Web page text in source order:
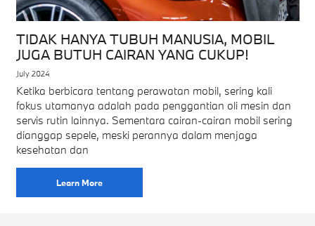
TIDAK HANYA TUBUH MANUSIA, MOBIL
JUGA BUTUH CAIRAN YANG CUKUP!
July 2024
Ketika berbicara tentang perawatan mobil, sering kali
fokus utamanya adalah pada penggantian oli mesin dan
servis rutin lainnya. Sementara cairan-cairan mobil sering
dianggap sepele, meski perannya dalam menjaga
kesehatan dan
Learn More